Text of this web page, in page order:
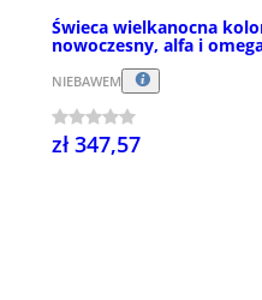
Świeca wielkanocna
nowoczesny, alfa i
NIEBAWEM
zł 347,57